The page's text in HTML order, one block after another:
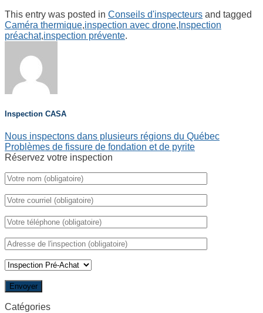
This entry was posted in Conseils d'inspecteurs and tagged
Caméra thermique,inspection avec drone, Inspection
préachat,inspection prévente.
Inspection CASA
Nous inspectons dans plusieurs régions du Québec
Problèmes de fissure de fondation et de pyrite
Réservez votre inspection
Catégories